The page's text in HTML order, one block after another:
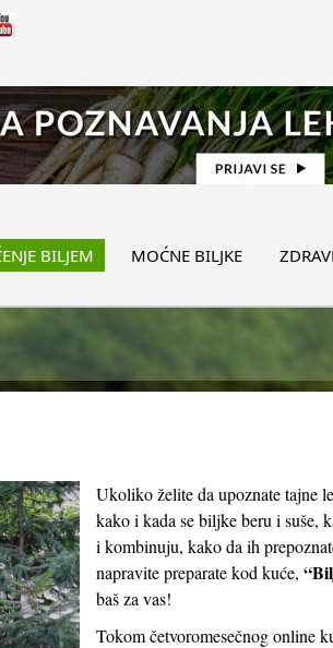
BILJEM MOĆNE BILJKE
Ukoliko želite da upoznate tajne
kako i kada se biljke beru i suše,
i kombinuju, kako da ih
napravite preparate kod kuće,
baš za vas!
Tokom četvoromesečnog online